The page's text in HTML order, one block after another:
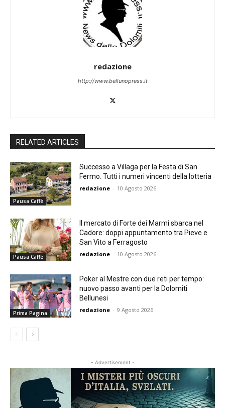
redazione
http://www.bellunopress.it
RELATED ARTICLES
Pausa Caffè
Successo a Villaga per la Festa di San
Fermo. Tutti i numeri vincenti della lotteria
redazione - 10 Agosto 2026
Pausa Caffè
Il mercato di Forte dei Marmi sbarca nel
Cadore: doppi appuntamento tra Pieve e
San Vito a Ferragosto
redazione - 10 Agosto 2026
Prima Pagina
Poker al Mestre con due reti per tempo:
nuovo passo avanti per la Dolomiti
Bellunesi
redazione - 9 Agosto 2026
- Advertisement -